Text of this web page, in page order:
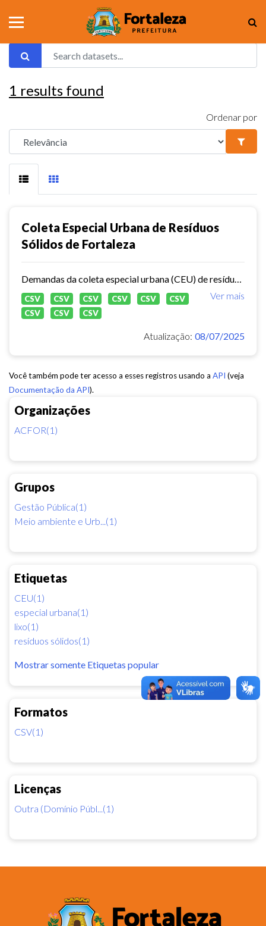
Organizações
ACFOR(1)
Grupos
Gestão Pública(1)
Meio ambiente e Urb...(1)
Etiquetas
CEU(1)
especial urbana(1)
lixo(1)
resíduos sólidos(1)
Mostrar somente Etiquetas popular
Formatos
CSV(1)
Licenças
Outra (Domínio Públ...(1)
1 results found
Ordenar por
Coleta Especial Urbana de Resíduos
Sólidos de Fortaleza
Ver mais
CSV CSV CSV CSV CSV
CSV
CSV
CSV CSV
Atualização: 08/07/2025
Você também pode ter acesso a esses registros usando a API (veja
Documentação da API).